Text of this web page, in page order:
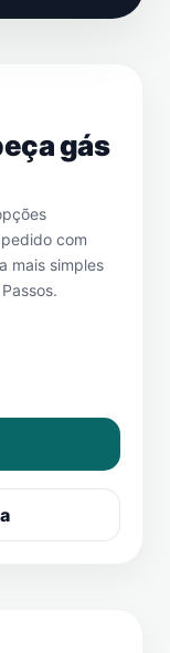
gás
com
mais simples
Passos.